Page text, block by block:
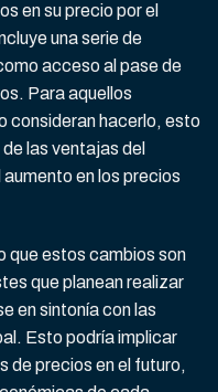
en su precio por el
una serie de
acceso al pase de
Para aquellos
consideran hacerlo, esto
las ventajas del
en los precios
que estos cambios son
que planean realizar
en sintonía con las
Esto podría implicar
de precios en el futuro,